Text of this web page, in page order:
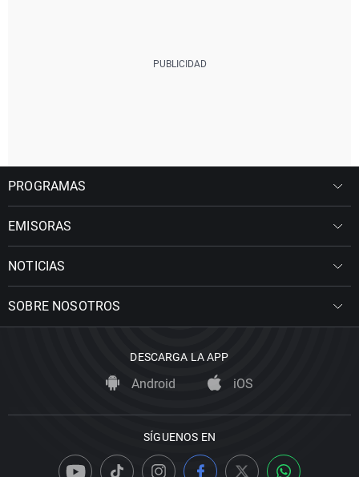
PROGRAMAS
EMISORAS
NOTICIAS
SOBRE NOSOTROS
DESCARGA LA APP
Android iOS
SÍGUENOS EN